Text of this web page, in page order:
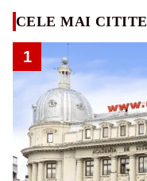
CELE MAI CITITE
1